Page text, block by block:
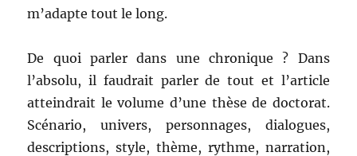
m’adapte tout le long.
De quoi parler dans une chronique ? Dans
l’absolu, il faudrait parler de tout et l’article
atteindrait le volume d’une thèse de doctorat.
Scénario, univers, personnages, dialogues,
descriptions, style, thème, rythme, narration,